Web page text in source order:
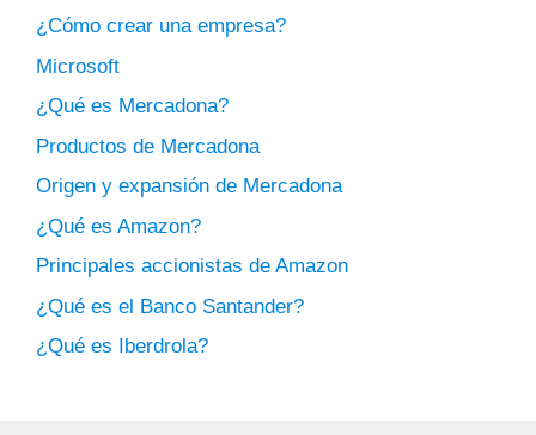
¿Cómo crear una empresa?
Microsoft
¿Qué es Mercadona?
Productos de Mercadona
Origen y expansión de Mercadona
¿Qué es Amazon?
Principales accionistas de Amazon
¿Qué es el Banco Santander?
¿Qué es Iberdrola?